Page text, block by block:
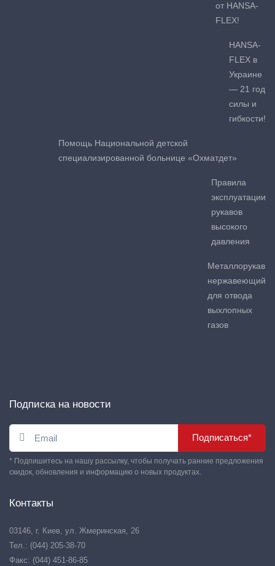
от HANSA-
FLEX!
HANSA-
FLEX в
Украине
— 21 год
силы и
гибкости!
Помощь Национальной детской
специализированной больнице «Охматдет»
Правила
эксплуатации
рукавов
высокого
давления
Металлорукав
нержавеющий
для отвода
выхлопных
газов
Подписка на новости
Подписаться*
* Подпишитесь на нашу рассылку, чтобы получать ранние предложения
скидок, обновления и информацию о новых продуктах.
Контакты
03146, г. Киев, ул. Жмеринская, 26
Тел.: (044) 205-38-70
Факс: (044) 451-86-85